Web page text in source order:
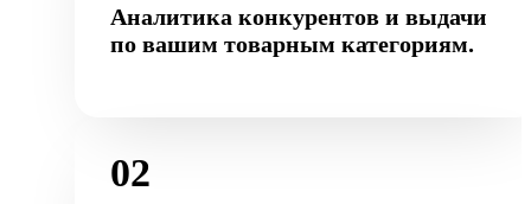
Аналитика конкурентов и выдачи
по вашим товарным категориям.
02